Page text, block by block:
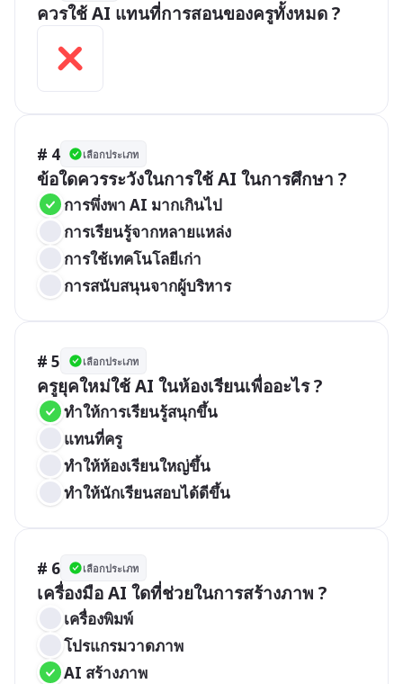
ควรใช้ AI แทนที่การสอนของครูทั้งหมด ?
# 4 เลือกประเภท
ข้อใดควรระวังในการใช้ AI ในการศึกษา ?
การพึ่งพา AI มากเกินไป
การเรียนรู้จากหลายแหล่ง
การใช้เทคโนโลยีเก่า
การสนับสนุนจากผู้บริหาร
# 5 เลือกประเภท
ครูยุคใหม่ใช้ AI ในห้องเรียนเพื่ออะไร ?
ทำให้การเรียนรู้สนุกขึ้น
แทนที่ครู
ทำให้ห้องเรียนใหญ่ขึ้น
ทำให้นักเรียนสอบได้ดีขึ้น
# 6 เลือกประเภท
เครื่องมือ AI ใดที่ช่วยในการสร้างภาพ ?
เครื่องพิมพ์
โปรแกรมวาดภาพ
AI สร้างภาพ